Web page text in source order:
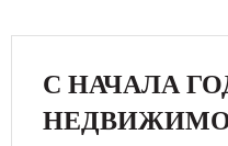
С НАЧАЛА